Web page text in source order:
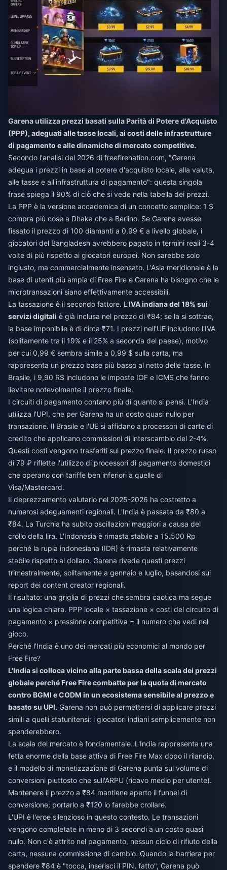
Garena utilizza prezzi basati sulla Parità di Potere d'Acquisto
(PPP), adeguati alle tasse locali, ai costi delle infrastrutture
di pagamento e alle dinamiche di mercato competitive.
Secondo l'analisi del 2026 di freefirenation.com, "Garena
adegua i prezzi in base al potere d'acquisto locale, alla valuta,
alle tasse e all'infrastruttura di pagamento": questa singola
frase spiega il 90% di ciò che si vede nella tabella dei prezzi.
La PPP è la versione accademica di un concetto semplice: 1 $
compra più cose a Dhaka che a Berlino. Se Garena avesse
fissato il prezzo di 100 diamanti a 0,99 € a livello globale, i
giocatori del Bangladesh avrebbero pagato in termini reali 3-4
volte di più rispetto ai giocatori europei. Non sarebbe solo
ingiusto, ma commercialmente insensato. L'Asia meridionale è la
base di utenti più ampia di Free Fire e Garena ha bisogno che le
microtransazioni siano effettivamente accessibili.
La tassazione è il secondo fattore. L'IVA indiana del 18% sui
servizi digitali è già inclusa nel prezzo di ₹84; se la si sottrae,
la base imponibile è di circa ₹71. I prezzi nell'UE includono l'IVA
(solitamente tra il 19% e il 25% a seconda del paese), motivo
per cui 0,99 € sembra simile a 0,99 $ sulla carta, ma
rappresenta un prezzo base più basso al netto delle tasse. In
Brasile, i 9,90 R$ includono le imposte IOF e ICMS che fanno
lievitare notevolmente il prezzo finale.
I circuiti di pagamento contano più di quanto si pensi. L'India
utilizza l'UPI, che per Garena ha un costo quasi nullo per
transazione. Il Brasile e l'UE si affidano a processori di carte di
credito che applicano commissioni di interscambio del 2-4%.
Questi costi vengono trasferiti sul prezzo finale. Il prezzo russo
di 79 ₽ riflette l'utilizzo di processori di pagamento domestici
che operano con tariffe ben inferiori a quelle di
Visa/Mastercard.
Il deprezzamento valutario nel 2025-2026 ha costretto a
numerosi adeguamenti regionali. L'India è passata da ₹80 a
₹84. La Turchia ha subito oscillazioni maggiori a causa del
crollo della lira. L'Indonesia è rimasta stabile a 15.500 Rp
perché la rupia indonesiana (IDR) è rimasta relativamente
stabile rispetto al dollaro. Garena rivede questi prezzi
trimestralmente, solitamente a gennaio e luglio, basandosi sui
report dei content creator regionali.
Il risultato: una griglia di prezzi che sembra caotica ma segue
una logica chiara. PPP locale × tassazione × costi del circuito di
pagamento × pressione competitiva = il numero che vedi nel
gioco.
Perché l'India è uno dei mercati più economici al mondo per
Free Fire?
L'India si colloca vicino alla parte bassa della scala dei prezzi
globale perché Free Fire combatte per la quota di mercato
contro BGMI e CODM in un ecosistema sensibile al prezzo e
basato su UPI. Garena non può permettersi di applicare prezzi
simili a quelli statunitensi: i giocatori indiani semplicemente non
spenderebbero.
La scala del mercato è fondamentale. L'India rappresenta una
fetta enorme della base attiva di Free Fire Max dopo il rilancio,
e il modello di monetizzazione di Garena punta sul volume di
conversioni piuttosto che sull'ARPU (ricavo medio per utente).
Mantenere il prezzo a ₹84 mantiene aperto il funnel di
conversione; portarlo a ₹120 lo farebbe crollare.
L'UPI è l'eroe silenzioso in questo contesto. Le transazioni
vengono completate in meno di 3 secondi a un costo quasi
nullo. Non c'è attrito nel pagamento, nessun ciclo di rifiuto della
carta, nessuna commissione di cambio. Quando la barriera per
spendere ₹84 è "tocca, inserisci il PIN, fatto", Garena può